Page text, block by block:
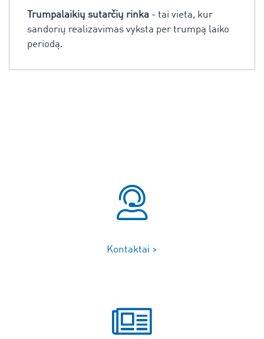
Trumpalaikių sutarčių rinka - tai vieta, kur
sandorių realizavimas vyksta per trumpą laiko
periodą.
Kontaktai >